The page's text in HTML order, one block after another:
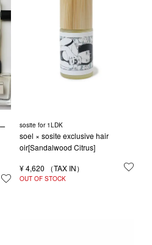
お気に入りに登録する
sosite for 1LDK
soel × sosite exclusive hair
oir[Sandalwood Citrus]
¥4,620
OUT OF STOCK